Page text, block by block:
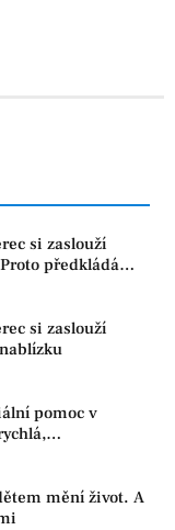
si zaslouží
předkládáme
problémy
si zaslouží
pomoc v
udržovat lidi v
mění život. A